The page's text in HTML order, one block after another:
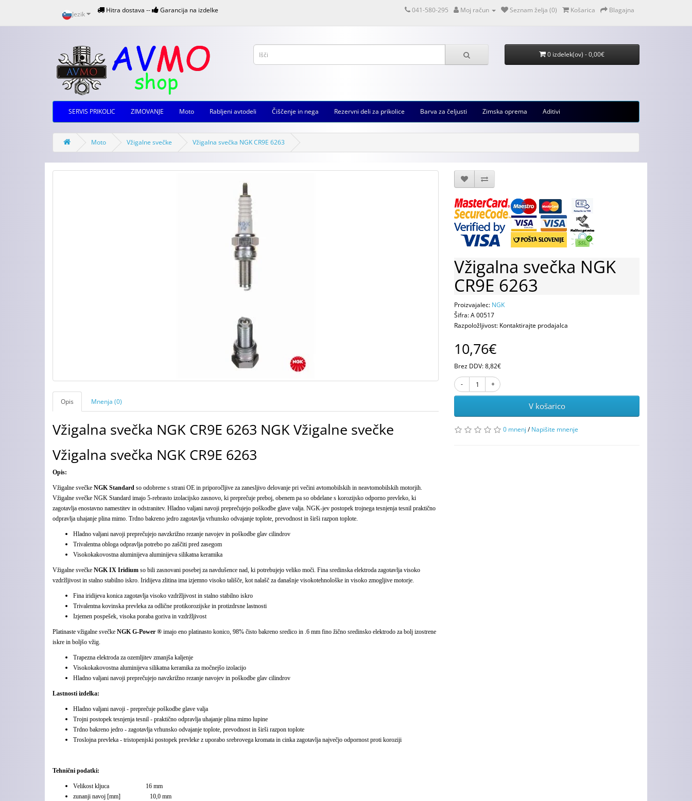
Jezik Hitra dostava -- Garancija na izdelke 041-580-295 Moj račun Seznam želja (0) Košarica Blagajna
0 izdelek(ov) - 0,00€
SERVIS PRIKOLIC ZIMOVANJE Moto Rabljeni avtodeli Čiščenje in nega Rezervni deli za prikolice Barva za čeljusti Zimska oprema Aditivi
Moto Vžigalne svečke Vžigalna svečka NGK CR9E 6263
Opis Mnenja (0)
Vžigalna svečka NGK CR9E 6263 NGK Vžigalne svečke
Vžigalna svečka NGK CR9E 6263
Opis:
Vžigalne svečke NGK Standard so odobrene s strani OE in priporočljive za zanesljivo delovanje pri večini avtomobilskih in neavtomobilskih motorjih.
Vžigalne svečke NGK Standard imajo 5-rebrasto izolacijsko zasnovo, ki preprečuje preboj, obenem pa so obdelane s korozijsko odporno prevleko, ki
zagotavlja enostavno namestitev in odstranitev. Hladno valjani navoji preprečujejo poškodbe glave valja. NGK-jev postopek trojnega tesnjenja tesnil praktično
odpravlja uhajanje plina mimo. Trdno bakreno jedro zagotavlja vrhunsko odvajanje toplote, prevodnost in širši razpon toplote.
Hladno valjani navoji preprečujejo navzkrižno rezanje navojev in poškodbe glav cilindrov
Trivalentna obloga odpravlja potrebo po zaščiti pred zasegom
Visokokakovostna aluminijeva aluminijeva silikatna keramika
Vžigalne svečke NGK IX Iridium so bili zasnovani posebej za navdušence nad, ki potrebujejo veliko moči. Fina sredinska elektroda zagotavlja visoko
vzdržljivost in stalno stabilno iskro. Iridijeva zlitina ima izjemno visoko tališče, kot nalašč za današnje visokotehnološke in visoko zmogljive motorje.
Fina iridijeva konica zagotavlja visoko vzdržljivost in stalno stabilno iskro
Trivalentna kovinska prevleka za odlične protikorozijske in protizdrsne lastnosti
Izjemen pospešek, visoka poraba goriva in vzdržljivost
Platinaste vžigalne svečke NGK G-Power ® imajo eno platinasto konico, 98% čisto bakreno sredico in .6 mm fino žično sredinsko elektrodo za bolj izostrene
iskre in boljšo vžig.
Trapezna elektroda za ozemljitev zmanjša kaljenje
Visokokakovostna aluminijeva silikatna keramika za močnejšo izolacijo
Hladno valjani navoji preprečujejo navzkrižno rezanje navojev in poškodbe glav cilindrov
Lastnosti izdelka:
Hladno valjani navoji - preprečuje poškodbe glave valja
Trojni postopek tesnjenja tesnil - praktično odpravlja uhajanje plina mimo lupine
Trdno bakreno jedro - zagotavlja vrhunsko odvajanje toplote, prevodnost in širši razpon toplote
Troslojna prevleka - tristopenjski postopek prevleke z uporabo srebrovega kromata in cinka zagotavlja največjo odpornost proti koroziji
Tehnični podatki:
Velikost kljuca
16 mm
zunanji navoj [mm] 10,0 mm
Vžigalna svečka NGK
CR9E 6263
Proizvajalec: NGK
Šifra: A 00517
Razpoložljivost: Kontaktirajte prodajalca
10,76€
Brez DDV: 8,82€
V košarico
0 mnenj /Napišite mnenje